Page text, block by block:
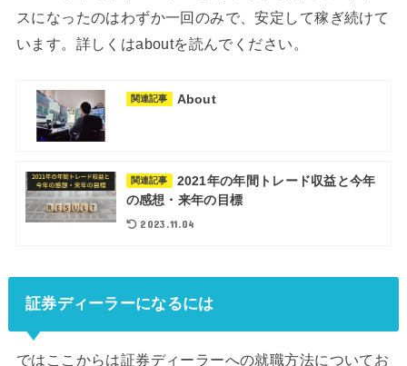
スになったのはわずか一回のみで、安定して稼ぎ続けて
います。詳しくはaboutを読んでください。
関連記事 About
関連記事
2021年の年間トレード収益と今年
の感想・来年の目標
2023.11.04
証券ディーラーになるには
ではここからは証券ディーラーへの就職方法についてお